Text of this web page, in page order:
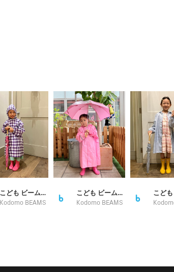
こども ビームス スタイリング
Kodomo BEAMS
こども ビームス スタイリング
Kodomo BEAMS